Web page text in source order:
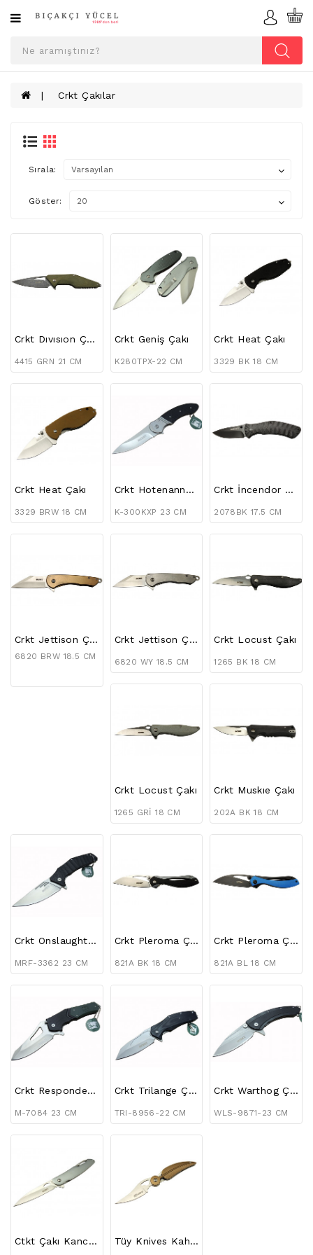
Kategoriler
ÇEŞITLERI
AV
CRKT
FONKSIYONLU
KILIF
ÇEŞITLERI
FENER
ÇEŞITLERI
MALZEMELERI
BILEME
ALETLERI
GÜVENLIK
Crkt Çakılar
Sırala:
Göster:
Crkt Dıvısıon Çakı
4415 GRN 21 CM
Crkt Geniş Çakı
K280TPX-22 CM
Crkt Heat Çakı
3329 BK 18 CM
Crkt Heat Çakı
3329 BRW 18 CM
Crkt Hotenanny Çakı
K-300KXP 23 CM
Crkt İncendor Çakı
2078BK 17.5 CM
Crkt Jettison Çakı
6820 BRW 18.5 CM
Crkt Jettison Çakı
6820 WY 18.5 CM
Crkt Locust Çakı
1265 BK 18 CM
Crkt Locust Çakı
1265 GRİ 18 CM
Crkt Muskıe Çakı
202A BK 18 CM
Crkt Onslaught Çakı
MRF-3362 23 CM
Crkt Pleroma Çakı
821A BK 18 CM
Crkt Pleroma Çakı
821A BL 18 CM
Crkt Responder X9 Çakı
M-7084 23 CM
Crkt Trilange Çakı
TRI-8956-22 CM
Crkt Warthog Çakı
WLS-9871-23 CM
Ctkt Çakı Kancalı Tüy Knives Kahve